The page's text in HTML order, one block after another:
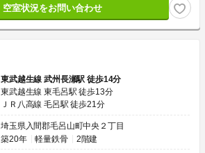
空室状況をお問い合わせ
東武越生線 武州長瀬駅 徒歩14分
東武越生線 東毛呂駅 徒歩13分
ＪＲ八高線 毛呂駅 徒歩21分
埼玉県入間郡毛呂山町中央２丁目
築20年
軽量鉄骨 2階建